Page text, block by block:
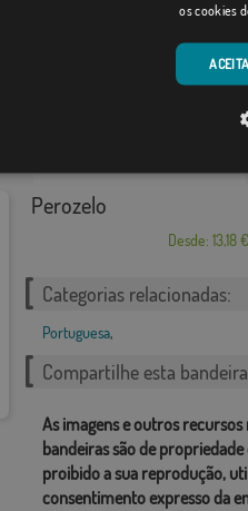
Desde: 13,18 €
Perozelo
Desde: 13,18 €
Categorias relacionadas:
Portuguesa,
Compartilhe esta bandeira
As imagens e outros
bandeiras são de
proibido a sua reprodução,
consentimento expresso da
os cookies